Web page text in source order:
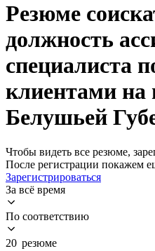
Резюме
должность
специалиста
клиентами на
Белушьей
Чтобы видеть все резюме,
После регистрации покажем
Зарегистрироваться
За всё время
По соответствию
20 резюме